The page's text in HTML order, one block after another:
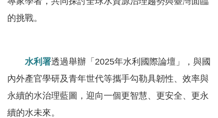
訊
於
本
署
的挑戰。
水利署透過舉辦「2025年水利國際論壇」，與國
內外產官學研及青年世代等攜手勾勒具韌性、效率與
永續的水治理藍圖，迎向一個更智慧、更安全、更永
續的水未來。